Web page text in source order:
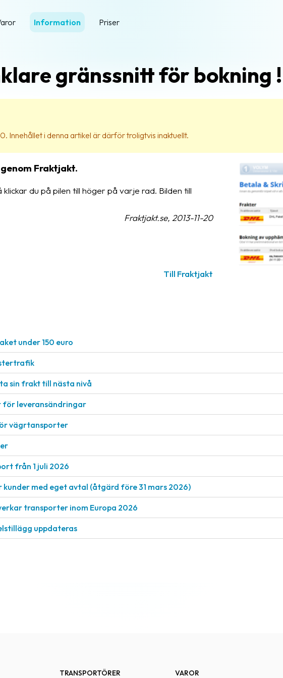
Information Priser
gränssnitt för bokning !
Innehållet i denna artikel är därför troligtvis inaktuellt.
Fraktjakt.
du på pilen till höger på varje rad. Bilden till
Fraktjakt.se, 2013-11-20
Till Fraktjakt
under 150 euro
sin frakt till nästa nivå
för leveransändringar
vägrtansporter
från 1 juli 2026
kunder med eget avtal (åtgärd före 31 mars 2026)
transporter inom Europa 2026
uppdateras
TRANSPORTÖRER VAROR